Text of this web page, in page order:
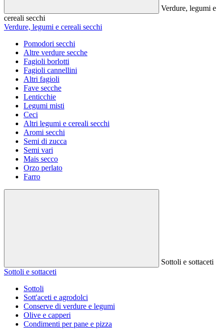
Verdure, legumi e
cereali secchi
Verdure, legumi e cereali secchi
Pomodori secchi
Altre verdure secche
Fagioli borlotti
Fagioli cannellini
Altri fagioli
Fave secche
Lenticchie
Legumi misti
Ceci
Altri legumi e cereali secchi
Aromi secchi
Semi di zucca
Semi vari
Mais secco
Orzo perlato
Farro
Sottoli e sottaceti
Sottoli e sottaceti
Sottoli
Sott'aceti e agrodolci
Conserve di verdure e legumi
Olive e capperi
Condimenti per pane e pizza